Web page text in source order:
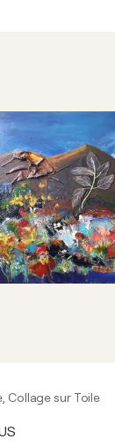
Collage sur Toile